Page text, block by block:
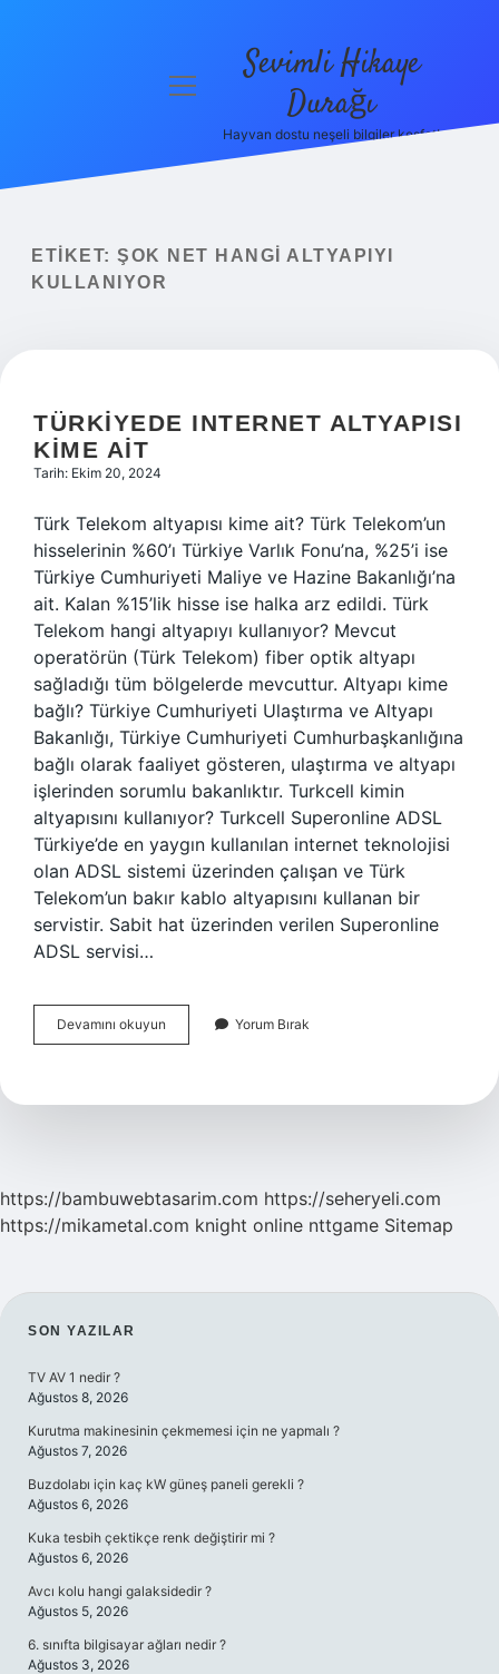
Yasal Uyarı
menüyü
Sevimli Hikaye
Durağı
Hayvan dostu neşeli bilgiler keşfet!
ETIKET: ŞOK NET HANGI ALTYAPIYI
KULLANIYOR
TÜRKIYEDE INTERNET ALTYAPISI
KIME AIT
Tarih: Ekim 20, 2024
Türk Telekom altyapısı kime ait? Türk Telekom’un
hisselerinin %60’ı Türkiye Varlık Fonu’na, %25’i ise
Türkiye Cumhuriyeti Maliye ve Hazine Bakanlığı’na
ait. Kalan %15’lik hisse ise halka arz edildi. Türk
Telekom hangi altyapıyı kullanıyor? Mevcut
operatörün (Türk Telekom) fiber optik altyapı
sağladığı tüm bölgelerde mevcuttur. Altyapı kime
bağlı? Türkiye Cumhuriyeti Ulaştırma ve Altyapı
Bakanlığı, Türkiye Cumhuriyeti Cumhurbaşkanlığına
bağlı olarak faaliyet gösteren, ulaştırma ve altyapı
işlerinden sorumlu bakanlıktır. Turkcell kimin
altyapısını kullanıyor? Turkcell Superonline ADSL
Türkiye’de en yaygın kullanılan internet teknolojisi
olan ADSL sistemi üzerinden çalışan ve Türk
Telekom’un bakır kablo altyapısını kullanan bir
servistir. Sabit hat üzerinden verilen Superonline
ADSL servisi…
Devamını okuyun Türkiyede
Internet
Ait
Yorum Bırak
https://bambuwebtasarim.com https://seheryeli.com
https://mikametal.com knight online nttgame Sitemap
SIDEBAR
SON YAZILAR
TV AV 1 nedir ?
Ağustos 8, 2026
Kurutma makinesinin çekmemesi için ne yapmalı ?
Ağustos 7, 2026
Buzdolabı için kaç kW güneş paneli gerekli ?
Ağustos 6, 2026
Kuka tesbih çektikçe renk değiştirir mi ?
Ağustos 6, 2026
Avcı kolu hangi galaksidedir ?
Ağustos 5, 2026
6. sınıfta bilgisayar ağları nedir ?
Ağustos 3, 2026